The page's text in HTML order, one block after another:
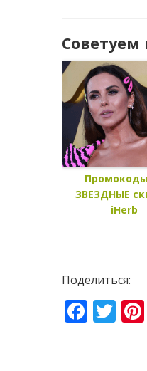
Советуем
ЗВЕЗДНЫЕ
iHerb
Поделиться: